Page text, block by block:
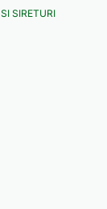
SIRETURI